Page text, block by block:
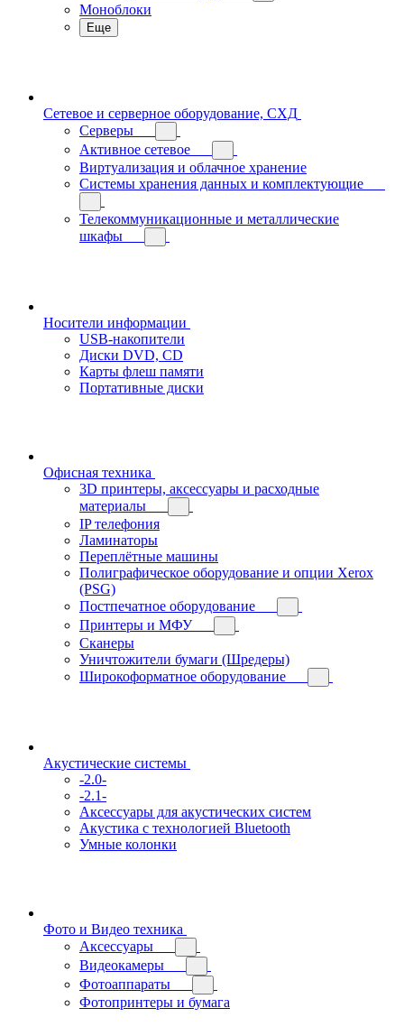
Моноблоки
Еще
Сетевое и серверное оборудование, СХД
Cерверы
Активное сетевое
Виртуализация и облачное хранение
Системы хранения данных и комплектующие
Телекоммуникационные и металлические
шкафы
Носители информации
USB-накопители
Диски DVD, CD
Карты флеш памяти
Портативные диски
Офисная техника
3D принтеры, аксессуары и расходные
материалы
IP телефония
Ламинаторы
Переплётные машины
Полиграфическое оборудование и опции Xerox
(PSG)
Постпечатное оборудование
Принтеры и МФУ
Сканеры
Уничтожители бумаги (Шредеры)
Широкоформатное оборудование
Акустические системы
-2.0-
-2.1-
Аксессуары для акустических систем
Акустика с технологией Bluetooth
Умные колонки
Фото и Видео техника
Аксессуары
Видеокамеры
Фотоаппараты
Фотопринтеры и бумага